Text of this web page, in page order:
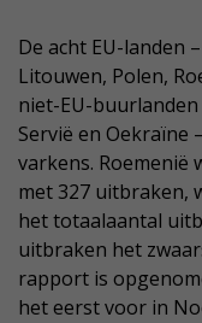
De acht EU-landen
Litouwen, Polen,
niet-EU-
Servië en Oekraïne
varkens. Roemenië
met 327 uitbraken,
het totaalaantal
uitbraken het
rapport is
het eerst voor in